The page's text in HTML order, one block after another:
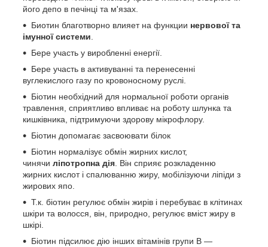
його депо в печінці та м'язах.
Биотин благотворно влияет на функции нервової та
імунної системи
Бере участь у виробленні енергії.
Бере участь в активуванні та перенесенні
вуглекислого газу по кровоносному руслі.
Біотин необхідний для нормальної роботи органів
травлення, сприятливо впливає на роботу шлунка та
кишківника, підтримуючи здорову мікрофлору.
Біотин допомагає засвоювати білок
Біотин нормалізує обмін жирних кислот,
чинячи ліпотропна дія . Він сприяє розкладенню
жирних кислот і спалюванню жиру, мобілізуючи ліпіди з
жирових япо.
Т.к. біотин регулює обмін жирів і перебуває в клітинах
шкіри та волосся, він, природно, регулює вміст жиру в
шкірі.
Біотин підсилює дію інших вітамінів групи B —